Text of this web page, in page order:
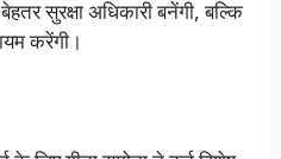
सुरक्षा अधिकारी बनेंगी, बल्कि
करेंगी।